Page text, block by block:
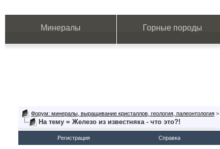
Минералы Горные породы
Форум: минералы, выращивание кристаллов, геология, палеонтология >
На тему = Железо из известняка - что это?!
Регистрация Справка